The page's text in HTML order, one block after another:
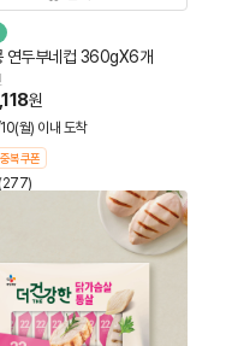
연두부네컵 360gX6개
원
월) 이내 도착
복쿠폰
(277)